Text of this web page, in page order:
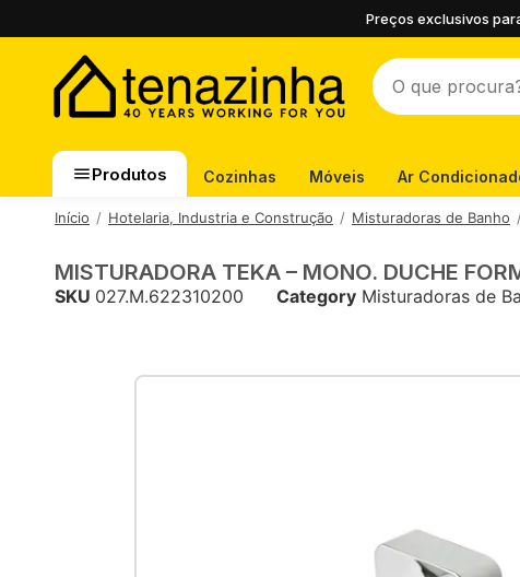
Preços exclusivos
Produtos Cozinhas Móveis Ar
Início Hotelaria, Industria e Construção Misturadoras de Banho
MISTURADORA TEKA – MONO. DUCHE
SKU 027.M.622310200 Category Misturadoras de